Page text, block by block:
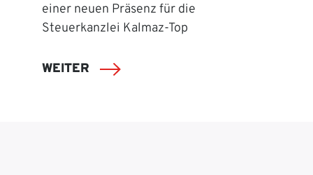
einer neuen Präsenz für die
Steuerkanzlei Kalmaz-Top
WEITER